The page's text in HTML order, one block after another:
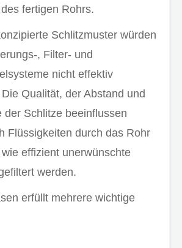
fertigen Rohrs.
Schlitzmuster würden
, Filter- und
nicht effektiv
Qualität, der Abstand und
der Schlitze beeinflussen
Flüssigkeiten durch das Rohr
effizient unerwünschte
werden.
erfüllt mehrere wichtige